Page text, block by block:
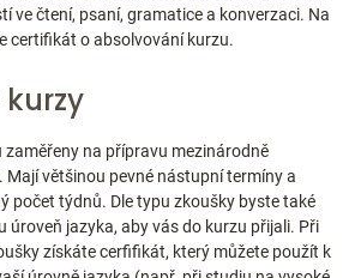
ve čtení, psaní, gramatice a konverzaci. Na
certifikát o absolvování kurzu.
zaměřeny na přípravu mezinárodně
Mají většinou pevné nástupní termíny a
počet týdnů. Dle typu zkoušky byste také
úroveň jazyka, aby vás do kurzu přijali. Při
získáte cerfifikát, který můžete použít k